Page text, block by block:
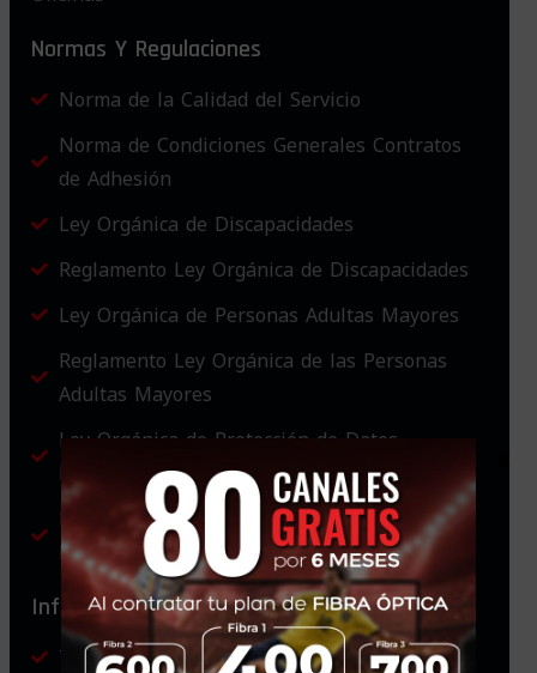
Normas Y Regulaciones
Norma de la Calidad del Servicio
Norma de Condiciones Generales Contratos
de Adhesión
Ley Orgánica de Discapacidades
Reglamento Ley Orgánica de Discapacidades
Ley Orgánica de Personas Adultas Mayores
Reglamento Ley Orgánica de las Personas
Adultas Mayores
Ley Orgánica de Protección de Datos
Personales
Reglamento Ley Orgánica de Protección de
Datos Personales
Información Adicional
Términos y Condiciones